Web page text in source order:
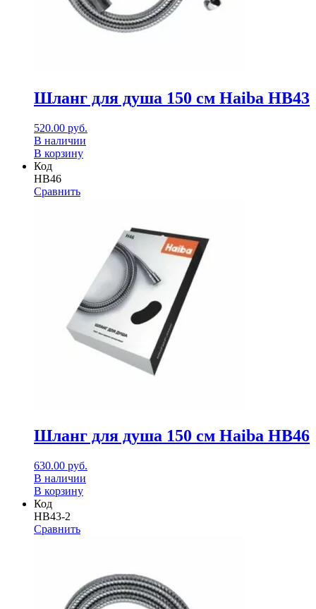
Шланг для душа 150 см Haiba HB43
520.00 руб.
В наличии
В корзину
Код
HB46
Сравнить
Шланг для душа 150 см Haiba HB46
630.00 руб.
В наличии
В корзину
Код
HB43-2
Сравнить